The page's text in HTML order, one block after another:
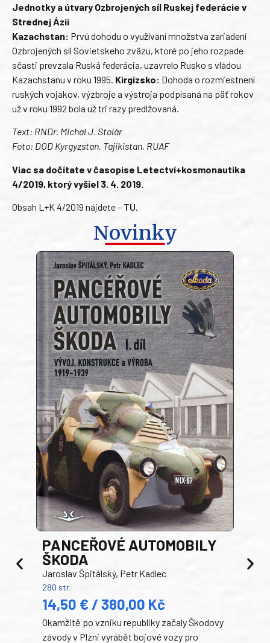
Jednotky a útvary Ozbrojených síl Ruskej federácie v
Strednej Ázii
Kazachstan: Prvú dohodu o využívaní množstva zariadení
Ozbrojených síl Sovietskeho zväzu, ktoré po jeho rozpade
sčasti prevzala Ruská federácia, uzavrelo Rusko s vládou
Kazachstanu v roku 1995. Kirgizsko: Dohoda o rozmiestnení
ruských vojakov, výzbroje a výstroja podpísaná na päť rokov
už v roku 1992 bola už tri razy predlžovaná.
Text: RNDr. Michal J. Stolár
Foto: DOD Kyrgyzstan, Tajikistan, RUAF
Viac sa dočítate v časopise Letectví+kosmonautika
4/2019, ktorý vyšiel 3. 4. 2019.
Obsah L+K 4/2019 nájdete – TU.
Novinky
PANCEŘOVÉ AUTOMOBILY
ŠKODA
Jaroslav Špitálský, Petr Kadlec
280 str.
14,50 € / 380,00 Kč
Okamžitě po vzniku republiky začaly Škodovy
závody v Plzni vyrábět bojové vozy pro